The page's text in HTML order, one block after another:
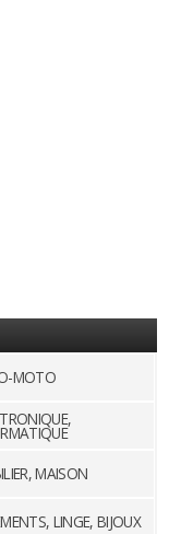
MOTO
MAISON
LINGE, BIJOUX